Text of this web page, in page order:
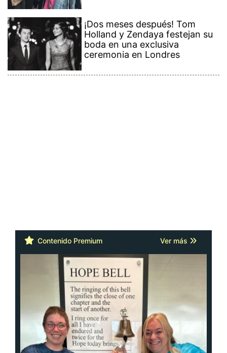
¡Dos meses después! Tom
Holland y Zendaya festejan su
boda en una exclusiva
ceremonia en Londres
Contenido Premium Ver más